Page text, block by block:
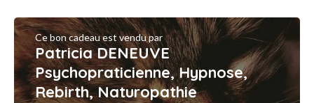
Ce bon cadeau est vendu par
Patricia DENEUVE
Psychopraticienne, Hypnose,
Rebirth, Naturopathie